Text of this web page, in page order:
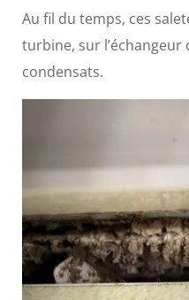
Au fil du temps, ces
turbine, sur l’échangeur
condensats.